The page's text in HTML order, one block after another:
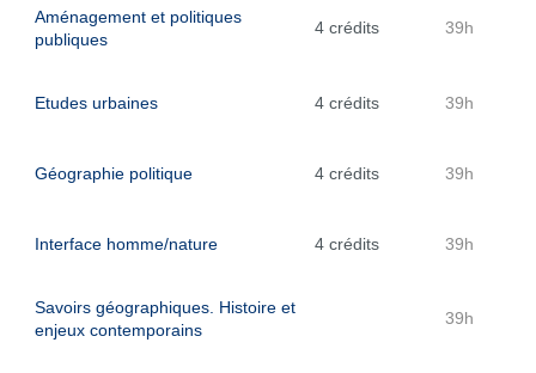
Aménagement et politiques
publiques
4 crédits 39h
Etudes urbaines 4 crédits 39h
Géographie politique 4 crédits 39h
Interface homme/nature 4 crédits 39h
Savoirs géographiques. Histoire et
enjeux contemporains
39h